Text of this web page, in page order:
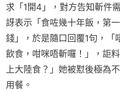
求「1開4」，對方告知斬件
訝表示「食咗幾十年飯，第
錢」，於是隨口回覆1句，「
飲食，咁咪唔斬囉！」，詎
上大陸食？」她被懟後極為
用餐。